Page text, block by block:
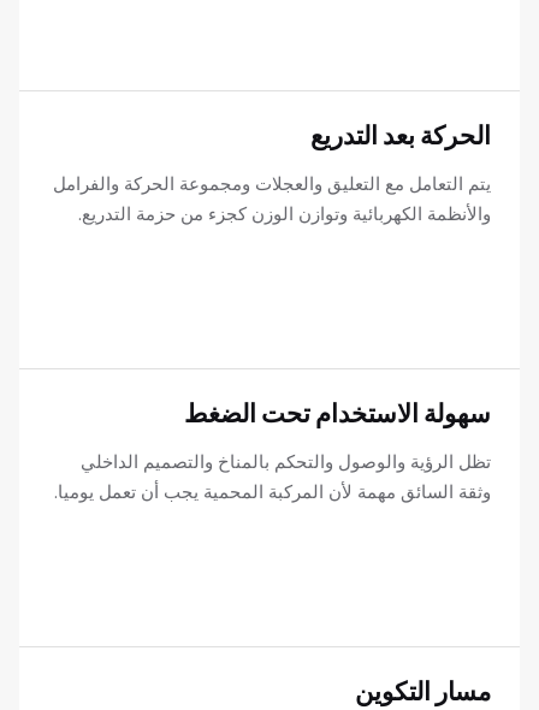
الحركة بعد التدريع
يتم التعامل مع التعليق والعجلات ومجموعة الحركة والفرامل
والأنظمة الكهربائية وتوازن الوزن كجزء من حزمة التدريع.
سهولة الاستخدام تحت الضغط
تظل الرؤية والوصول والتحكم بالمناخ والتصميم الداخلي
وثقة السائق مهمة لأن المركبة المحمية يجب أن تعمل يوميا.
مسار التكوين